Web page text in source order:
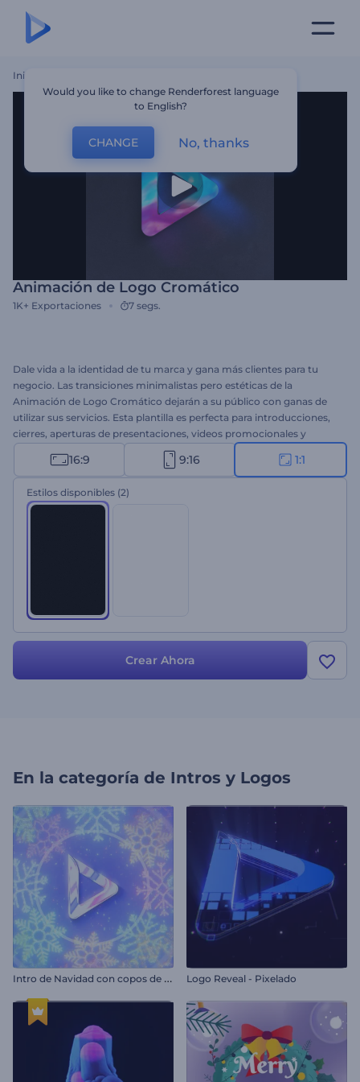
Inicio
Animación de Logo Cromático
1K+ Exportaciones 7 segs.
Dale vida a la identidad de tu marca y gana más clientes para tu
negocio. Las transiciones minimalistas pero estéticas de la
Animación de Logo Cromático dejarán a su público con ganas de
utilizar sus servicios. Esta plantilla es perfecta para introducciones,
cierres, aperturas de presentaciones, videos promocionales y
muchos otros proyectos. No esperes ni un minuto más; ¡Prueba
esta plantilla ahora!
16:9 9:16 1:1
Estilos disponibles (2)
Crear Ahora
En la categoría de Intros y Logos
I
ntro de Navidad con copos de nieve Logo Reveal - Pixelado
Would you like to change Renderforest language
to English?
CHANGE No, thanks